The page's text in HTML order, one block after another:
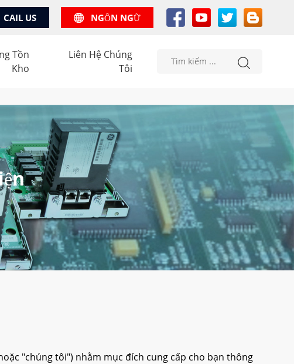
CAIL US NGÔN NGỮ
Tồn
Kho
Liên Hệ Chúng
Tôi
"chúng tôi") nhằm mục đích cung cấp cho bạn thông